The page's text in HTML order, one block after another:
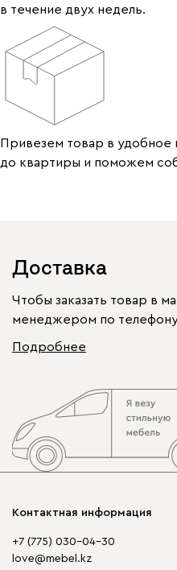
в течение двух недель.
Привезем товар в
до квартиры и поможем
Доставка
Чтобы заказать товар в
менеджером по
Подробнее
Контактная информация
+7 (775) 030-04-30
love@mebel.kz